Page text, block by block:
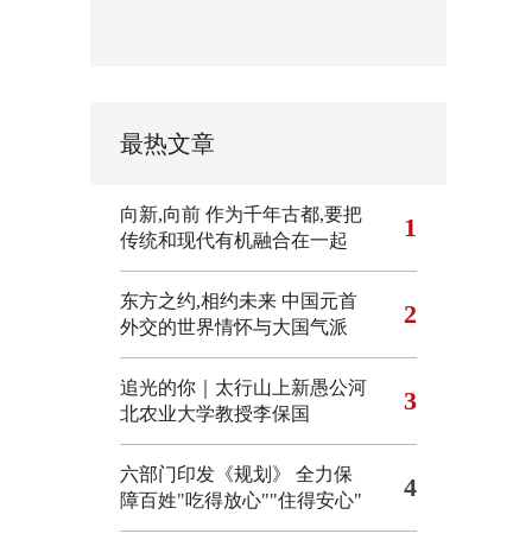
最热文章
向新,向前 作为千年古都,要把
传统和现代有机融合在一起
1
东方之约,相约未来 中国元首
外交的世界情怀与大国气派
2
追光的你｜太行山上新愚公河
北农业大学教授李保国
3
六部门印发《规划》 全力保
障百姓"吃得放心""住得安心"
4